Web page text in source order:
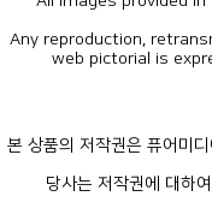
web pictorial is
당사는 저작권에 대하